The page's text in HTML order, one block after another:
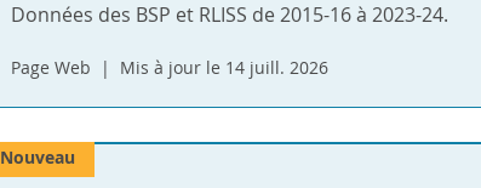
Données des BSP et RLISS de 2015-16 à 2023-24.
Page Web Mis à jour le 14 juill. 2026
Nouveau